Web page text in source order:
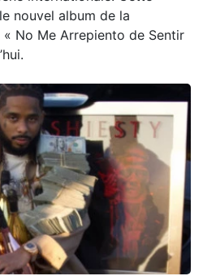
nouvel album de la
No Me Arrepiento de Sentir